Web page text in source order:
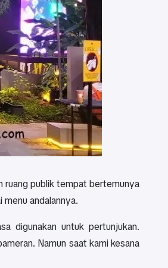
ruang publik tempat bertemunya
andalannya.
digunakan untuk pertunjukan.
Namun saat kami kesana